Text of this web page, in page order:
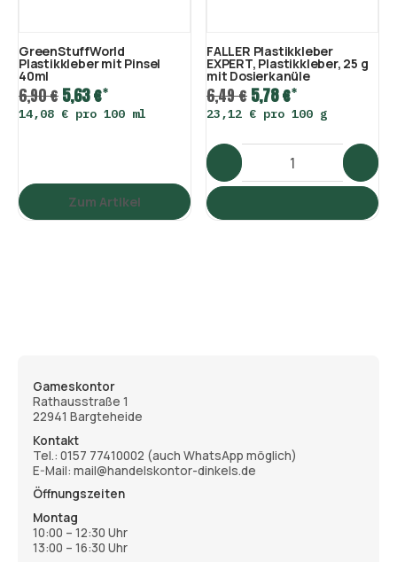
GreenStuffWorld
Plastikkleber mit Pinsel
40ml
6,90 €5,63 €*
14,08 € pro 100 ml
Zum Artikel
FALLER Plastikkleber
EXPERT, Plastikkleber, 25 g
mit Dosierkanüle
6,49 €5,78 €*
23,12 € pro 100 g
Gameskontor
Rathausstraße 1
22941 Bargteheide
Kontakt
Tel.: 0157 77410002 (auch WhatsApp möglich)
E-Mail: mail@handelskontor-dinkels.de
Öffnungszeiten
Montag
10:00 – 12:30 Uhr
13:00 – 16:30 Uhr